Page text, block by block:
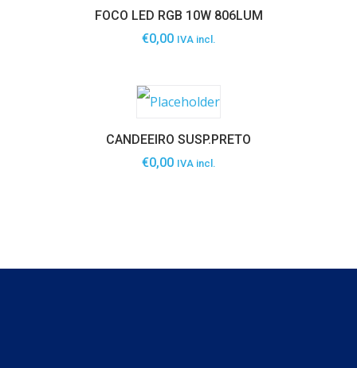
FOCO LED RGB 10W 806LUM
€0,00 IVA incl.
CANDEEIRO SUSP.PRETO
€0,00 IVA incl.